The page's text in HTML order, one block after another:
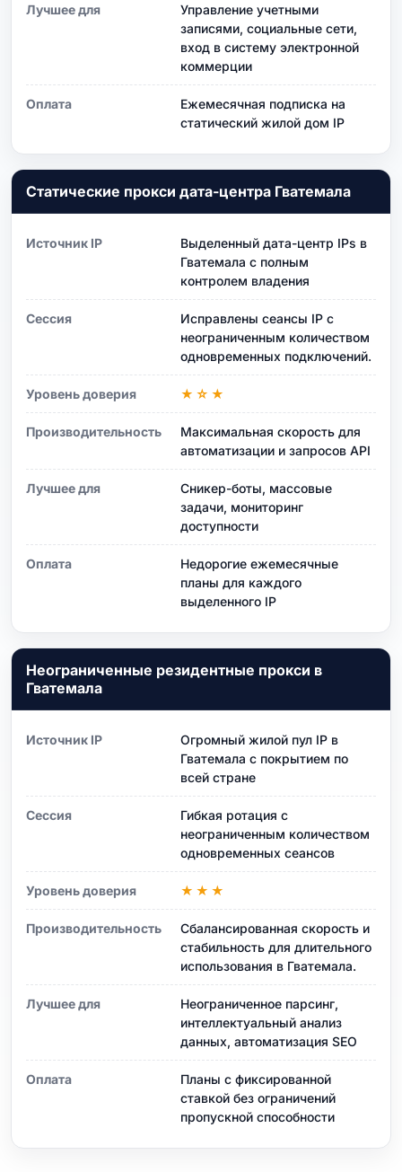
Лучшее для
Управление учетными
записями, социальные сети,
вход в систему электронной
коммерции
Оплата
Ежемесячная подписка на
статический жилой дом IP
Статические прокси дата-центра Гватемала
Источник IP
Выделенный дата-центр IPs в
Гватемала с полным
контролем владения
Сессия
Исправлены сеансы IP с
неограниченным количеством
одновременных подключений.
Уровень доверия ★☆★
Производительность
Максимальная скорость для
автоматизации и запросов API
Лучшее для
Сникер-боты, массовые
задачи, мониторинг
доступности
Оплата
Недорогие ежемесячные
планы для каждого
выделенного IP
Неограниченные резидентные прокси в
Гватемала
Источник IP
Огромный жилой пул IP в
Гватемала с покрытием по
всей стране
Сессия
Гибкая ротация с
неограниченным количеством
одновременных сеансов
Уровень доверия ★★★
Производительность
Сбалансированная скорость и
стабильность для длительного
использования в Гватемала.
Лучшее для
Неограниченное парсинг,
интеллектуальный анализ
данных, автоматизация SEO
Оплата
Планы с фиксированной
ставкой без ограничений
пропускной способности